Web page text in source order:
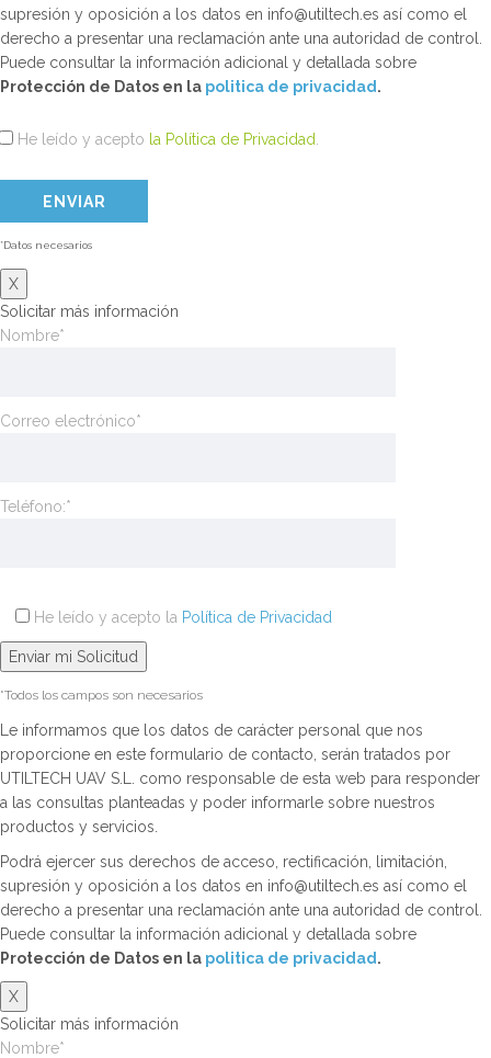
supresión y oposición a los datos en info@utiltech.es así como el
derecho a presentar una reclamación ante una autoridad de control.
Puede consultar la información adicional y detallada sobre
Protección de Datos en la politica de privacidad .
He leído y acepto la Política de Privacidad
*Datos necesarios
X
Solicitar más información
Nombre*
Correo electrónico*
Teléfono:*
He leído y acepto la Política de Privacidad
*Todos los campos son necesarios
Le informamos que los datos de carácter personal que nos
proporcione en este formulario de contacto, serán tratados por
UTILTECH UAV S.L. como responsable de esta web para responder
a las consultas planteadas y poder informarle sobre nuestros
productos y servicios.
Podrá ejercer sus derechos de acceso, rectificación, limitación,
supresión y oposición a los datos en info@utiltech.es así como el
derecho a presentar una reclamación ante una autoridad de control.
Puede consultar la información adicional y detallada sobre
Protección de Datos en la politica de privacidad .
X
Solicitar más información
Nombre*